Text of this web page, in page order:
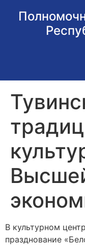
В культурном
празднование